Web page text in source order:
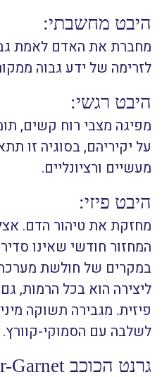
היבט מחשבתי:
מחברת את האדם לאמת
לזרימה של ידע גבוה
היבט רגשי:
מפיגה מצבי רוח קשים,
על יקיריהם, בסוגיה זו
מעשיים ורציונליים.
היבט פיזי:
מחזקת את טיהור הדם.
המחזור חודשי שאינו
במקרים של חולשת
ליצירה הוא בכל הרמות,
פיזית. מגבירה תשוקה
לשלבה עם הסמוקי-קוורץ.
גרנט הכוכב Star-Garnet: